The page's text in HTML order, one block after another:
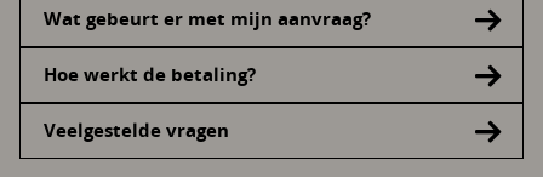
Wat gebeurt er met mijn aanvraag?
Hoe werkt de betaling?
Veelgestelde vragen